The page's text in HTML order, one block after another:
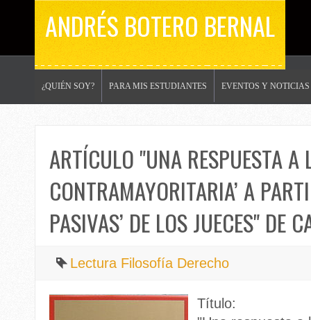
ANDRÉS BOTERO BERNAL
¿QUIÉN SOY? PARA MIS ESTUDIANTES EVENTOS Y NOTICIAS
ARTÍCULO "UNA RESPUESTA A
CONTRAMAYORITARIA’ A
PASIVAS’ DE LOS JUECES" DE
Lectura Filosofía Derecho
Título: